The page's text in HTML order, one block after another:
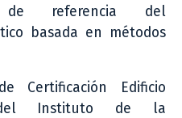
de referencia del
basada en métodos
Certificación Edificio
del Instituto de la